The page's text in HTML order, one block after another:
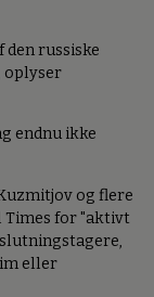
russiske
oplyser
endnu ikke
og flere
Times for "aktivt
eller